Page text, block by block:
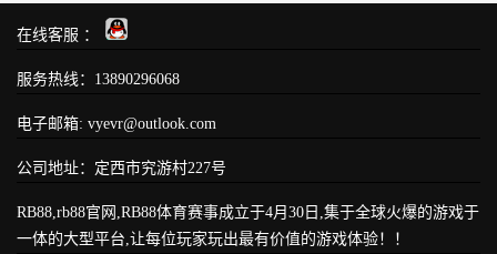
在线客服 ：
服务热线：13890296068
电子邮箱: vyevr@outlook.com
公司地址：定西市究游村227号
RB88,rb88官网,RB88体育赛事成立于4月30日,集于全球火爆的游戏于
一体的大型平台,让每位玩家玩出最有价值的游戏体验！！